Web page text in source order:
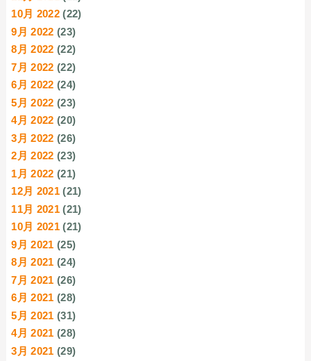
10月 2022 (22)
9月 2022 (23)
8月 2022 (22)
7月 2022 (22)
6月 2022 (24)
5月 2022 (23)
4月 2022 (20)
3月 2022 (26)
2月 2022 (23)
1月 2022 (21)
12月 2021 (21)
11月 2021 (21)
10月 2021 (21)
9月 2021 (25)
8月 2021 (24)
7月 2021 (26)
6月 2021 (28)
5月 2021 (31)
4月 2021 (28)
3月 2021 (29)